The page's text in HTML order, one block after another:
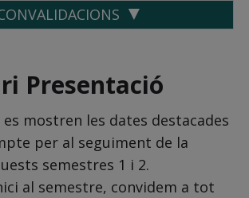
Presentació
mostren les dates destacades
per al seguiment de la
semestres 1 i 2.
al semestre, convidem a tot